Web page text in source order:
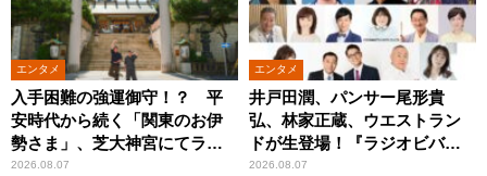
エンタメ
入手困難の強運御守！？ 平
安時代から続く「関東のお伊
勢さま」、芝大神宮にてラン
パンプスが合格祈願！
2026.08.07
エンタメ
井戸田潤、パンサー尾形貴
弘、林家正蔵、ウエストラン
ドが生登場！『ラジオビバリ
ー昼ズ』
2026.08.07